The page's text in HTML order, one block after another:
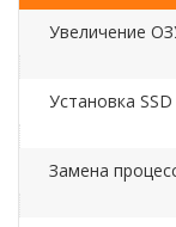
Увеличение
Установка SSD
Замена